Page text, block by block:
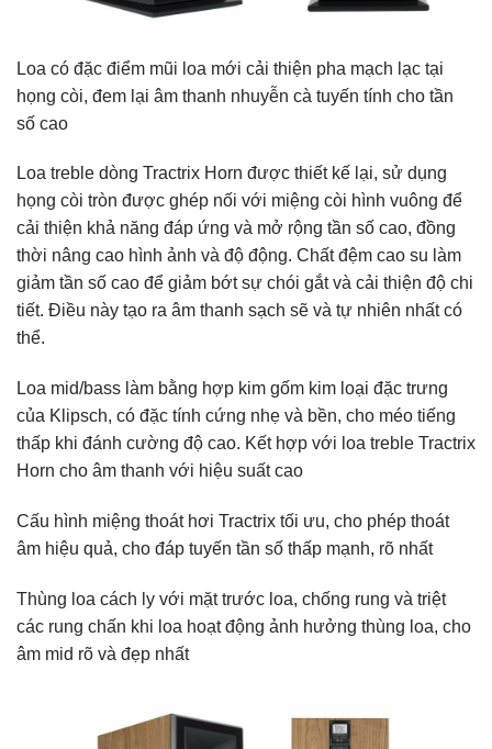
Loa có đặc điểm mũi loa mới cải thiện pha mạch lạc tại
họng còi, đem lại âm thanh nhuyễn cà tuyến tính cho tần
số cao
Loa treble dòng Tractrix Horn được thiết kế lại, sử dụng
họng còi tròn được ghép nối với miệng còi hình vuông để
cải thiện khả năng đáp ứng và mở rộng tần số cao, đồng
thời nâng cao hình ảnh và độ động. Chất đệm cao su làm
giảm tần số cao để giảm bớt sự chói gắt và cải thiện độ chi
tiết. Điều này tạo ra âm thanh sạch sẽ và tự nhiên nhất có
thể.
Loa mid/bass làm bằng hợp kim gốm kim loại đặc trưng
của Klipsch, có đặc tính cứng nhẹ và bền, cho méo tiếng
thấp khi đánh cường độ cao. Kết hợp với loa treble Tractrix
Horn cho âm thanh với hiệu suất cao
Cấu hình miệng thoát hơi Tractrix tối ưu, cho phép thoát
âm hiệu quả, cho đáp tuyến tần số thấp mạnh, rõ nhất
Thùng loa cách ly với mặt trước loa, chống rung và triệt
các rung chấn khi loa hoạt động ảnh hưởng thùng loa, cho
âm mid rõ và đẹp nhất